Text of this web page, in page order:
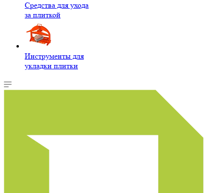
Средства для ухода
за плиткой
Инструменты для
укладки плитки